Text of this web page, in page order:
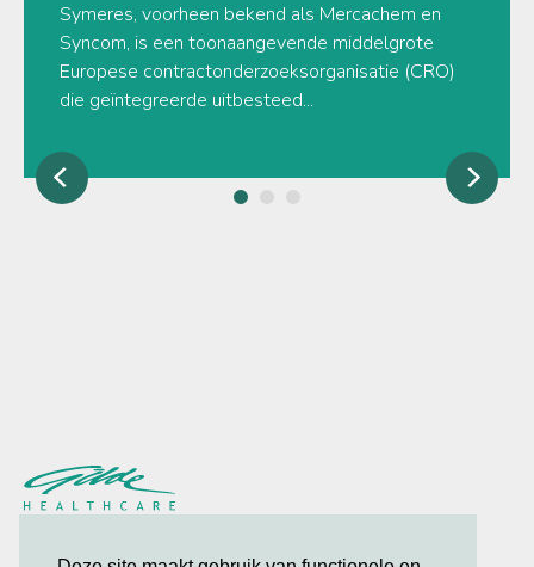
Symeres, voorheen bekend als Mercachem en
Syncom, is een toonaangevende middelgrote
Europese contractonderzoeksorganisatie (CRO)
die geïntegreerde uitbesteed...